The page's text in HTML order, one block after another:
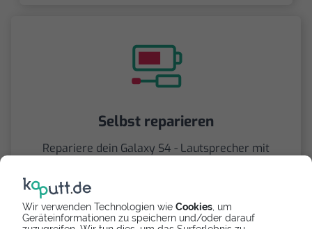
Wir verwenden Technologien wie Cookies , um
Geräteinformationen zu speichern und/oder darauf
Selbst reparieren
Repariere dein Galaxy S4 - Lautsprecher mit